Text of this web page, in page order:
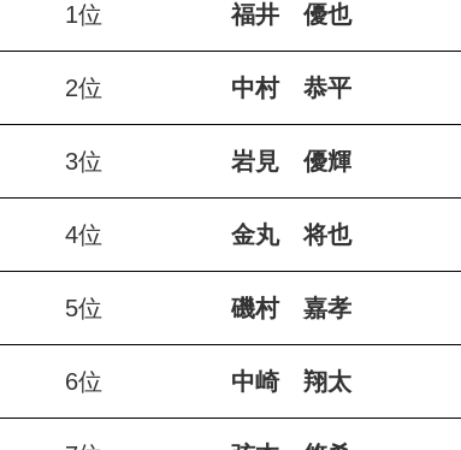
1位 福井 優也
2位 中村 恭平
3位 岩見 優輝
4位 金丸 将也
5位 磯村 嘉孝
6位 中崎 翔太